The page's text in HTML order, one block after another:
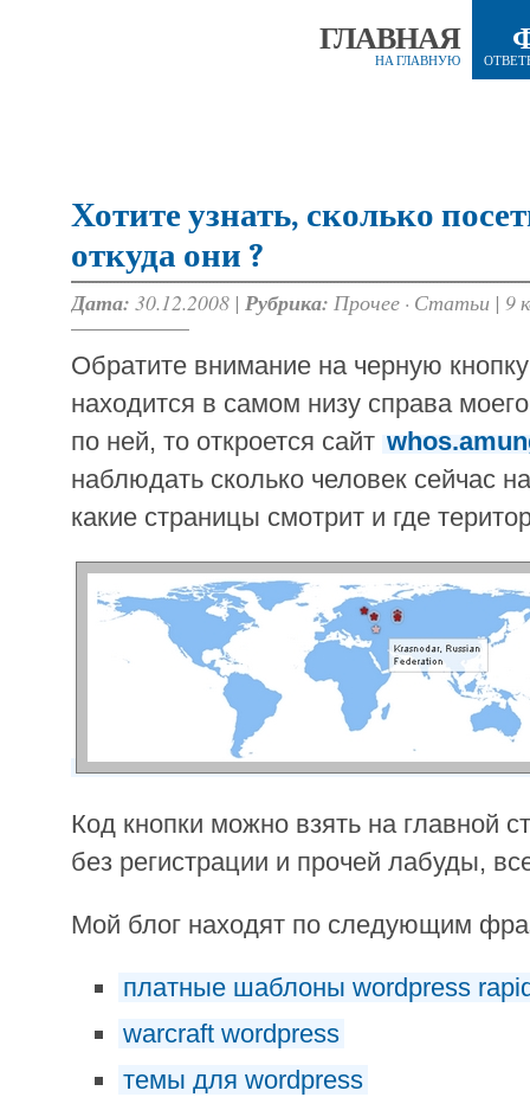
ГЛАВНАЯ
НА ГЛАВНУЮ
Хотите узнать, сколько
откуда они ?
Дата: 30.12.2008 | Рубрика: Прочее · Статьи | 9
Обратите внимание на черную
находится в самом низу справа
по ней, то откроется сайт
наблюдать сколько человек сейчас
какие страницы смотрит и где
Код кнопки можно взять на главной
без регистрации и прочей лабуды,
Мой блог находят по следующим
платные шаблоны wordpress
warcraft wordpress
темы для wordpress